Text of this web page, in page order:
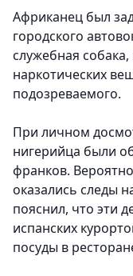
Африканец был
городского
служебная собака,
наркотических
подозреваемого.
При личном
нигерийца были
франков.
оказались следы
пояснил, что эти
испанских
посуды в